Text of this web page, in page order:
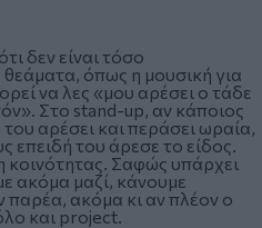
δεν είναι τόσο
όπως η μουσική για
να λες «μου αρέσει ο τάδε
Στο stand-up, αν κάποιος
αρέσει και περάσει ωραία,
επειδή του άρεσε το είδος.
κοινότητας. Σαφώς υπάρχει
ακόμα μαζί, κάνουμε
παρέα, ακόμα κι αν πλέον ο
και project.